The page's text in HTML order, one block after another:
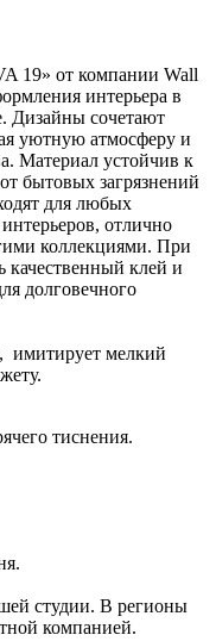
19» от компании Wall
интерьера в
Дизайны сочетают
уютную атмосферу и
Материал устойчив к
бытовых загрязнений
для любых
отлично
коллекциями. При
качественный клей и
долговечного
имитирует мелкий
тиснения.
студии. В регионы
компанией.